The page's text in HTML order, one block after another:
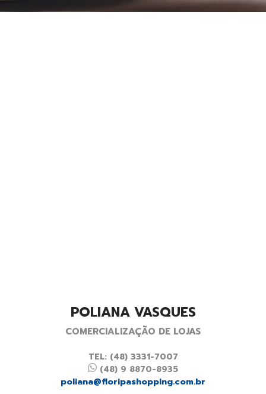
POLIANA VASQUES
COMERCIALIZAÇÃO DE LOJAS
TEL: (48) 3331-7007
(48) 9 8870-8935
poliana@floripashopping.com.br